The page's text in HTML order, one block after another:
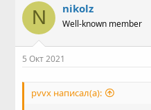
N nikolz
Well-known member
5 Окт 2021
pvvx написал(а):